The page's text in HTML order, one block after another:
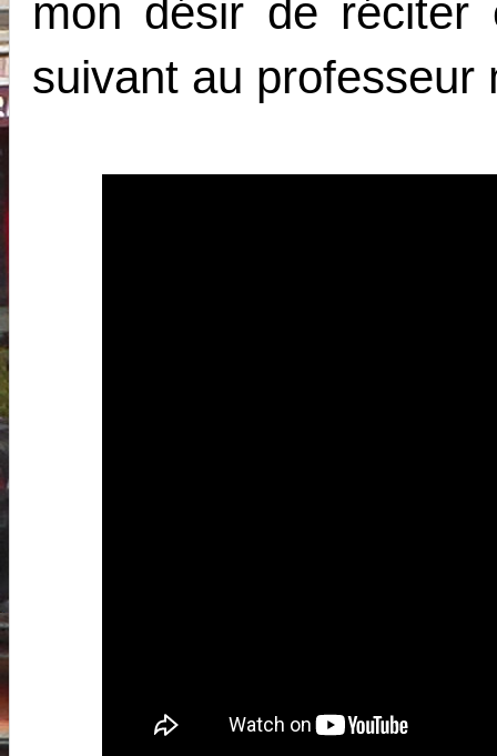
mon désir de réciter
suivant au professeur